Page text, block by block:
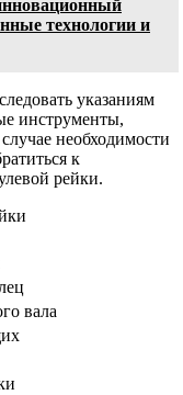
технологии и
указаниям
инструменты,
необходимости
к
рейки.
вала